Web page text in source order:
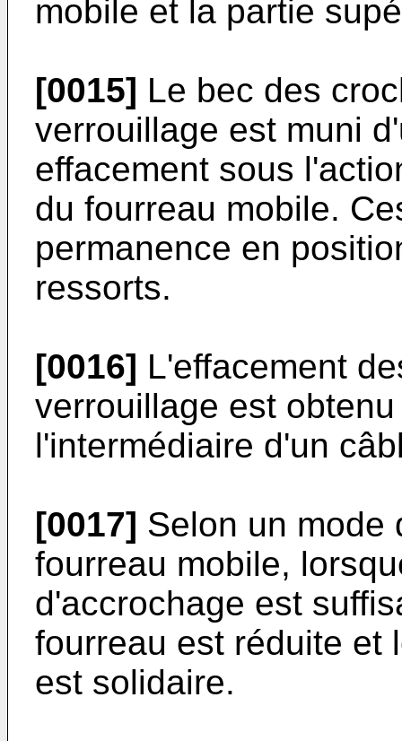
mobile et la partie
[0015] Le bec des
verrouillage est muni
effacement sous
du fourreau mobile.
permanence en
ressorts.
[0016] L'effacement
verrouillage est
l'intermédiaire d'un
[0017] Selon un mode
fourreau mobile,
d'accrochage est
fourreau est réduite et
est solidaire.